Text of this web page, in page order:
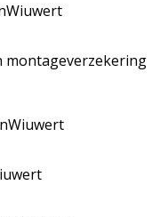
Wiuwert
montageverzekering
Wiuwert